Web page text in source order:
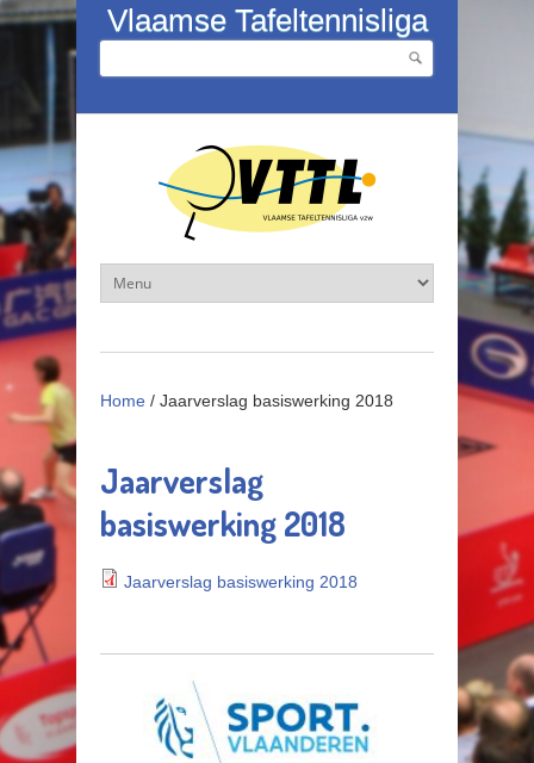
Overslaan en naar de inhoud gaan
Vlaamse Tafeltennisliga
Zoekveld
Home / Jaarverslag basiswerking 2018
Jaarverslag
basiswerking 2018
Jaarverslag basiswerking 2018